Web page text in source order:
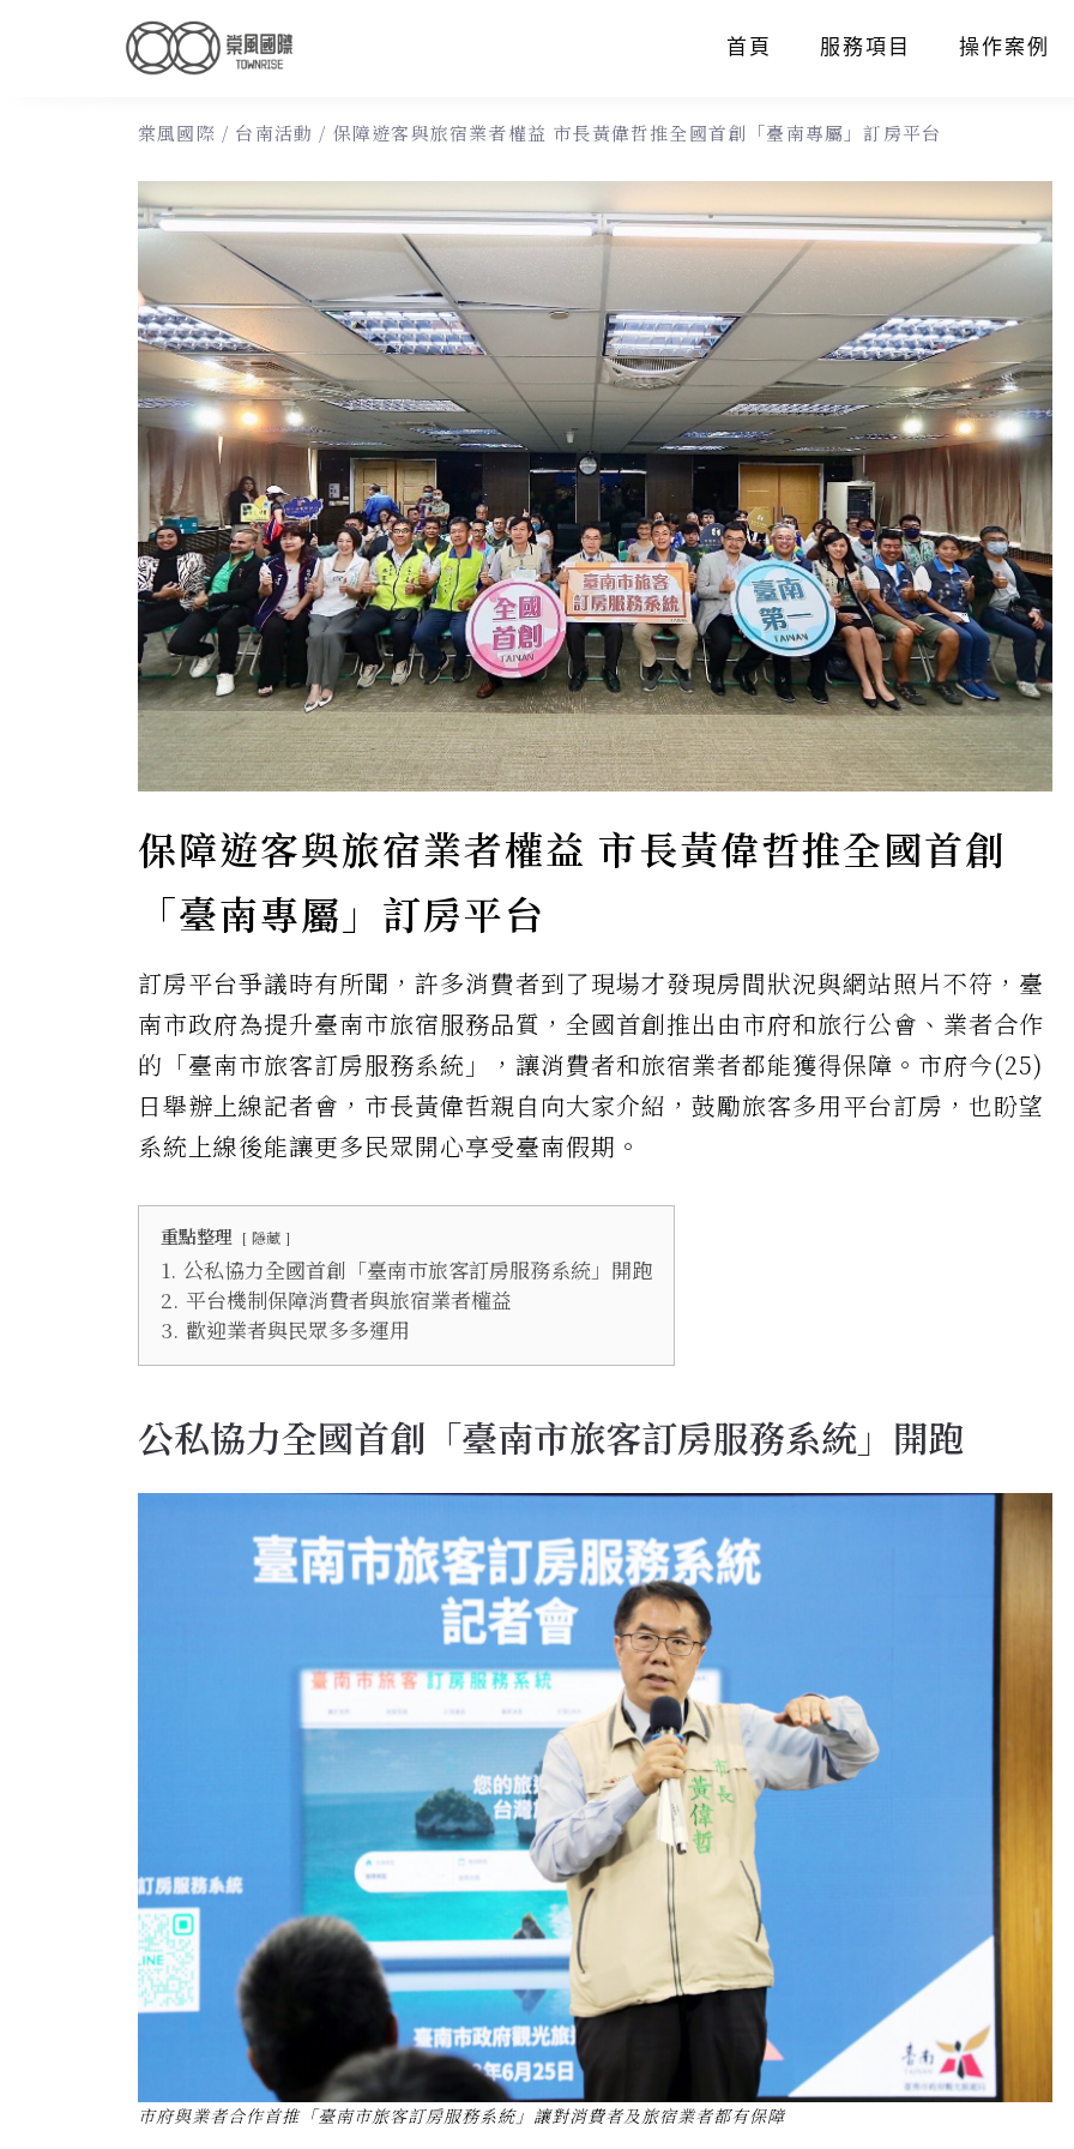
首頁 服務項目 操作案例
棠風國際 / 台南活動 / 保障遊客與旅宿業者權益 市長黃偉哲推全國首創「臺南專屬」訂房平台
保障遊客與旅宿業者權益 市長黃偉哲推全國首創
「臺南專屬」訂房平台
訂房平台爭議時有所聞，許多消費者到了現場才發現房間狀況與網站照片不符，臺
南市政府為提升臺南市旅宿服務品質，全國首創推出由市府和旅行公會、業者合作
的「臺南市旅客訂房服務系統」，讓消費者和旅宿業者都能獲得保障。市府今(25)
日舉辦上線記者會，市長黃偉哲親自向大家介紹，鼓勵旅客多用平台訂房，也盼望
系統上線後能讓更多民眾開心享受臺南假期。
重點整理 隱藏
1. 公私協力全國首創「臺南市旅客訂房服務系統」開跑
2. 平台機制保障消費者與旅宿業者權益
3. 歡迎業者與民眾多多運用
公私協力全國首創「臺南市旅客訂房服務系統」開跑
市府與業者合作首推「臺南市旅客訂房服務系統」讓對消費者及旅宿業者都有保障